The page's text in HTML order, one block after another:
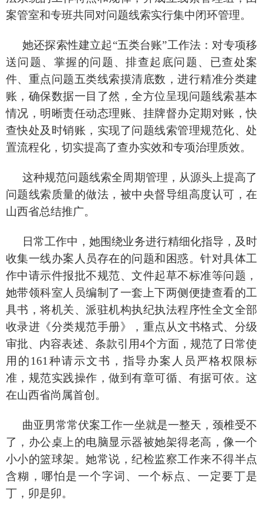
案管室和专班共同对问题线索实行集中闭环管理。
她还探索性建立起“五类台账”工作法：对专项移
送问题、掌握的问题、排查起底问题、已查处案
件、重点问题五类线索摸清底数，进行精准分类建
账，确保数据一目了然，全方位呈现问题线索基本
情况，明晰责任动态理账、挂牌督办定期对账，快
查快处及时销账，实现了问题线索管理规范化、处
置流程化，切实提高了查办实效和专项治理质效。
这种规范问题线索全周期管理，从源头上提高了
问题线索质量的做法，被中央督导组高度认可，在
山西省总结推广。
日常工作中，她围绕业务进行精细化指导，及时
收集一线办案人员存在的问题和困惑。针对具体工
作中请示件报批不规范、文件起草不标准等问题，
她带领科室人员编制了一套上下两侧便捷查看的工
具书，将机关、派驻机构执纪执法程序性全文全部
收录进《分类规范手册》，重点从文书格式、分级
审批、内容表述、条款引用4个方面，规范了日常使
用的161种请示文书，指导办案人员严格权限标
准，规范实践操作，做到有章可循、有据可依。这
在山西省尚属首创。
曲亚男常常伏案工作一坐就是一整天，颈椎受不
了，办公桌上的电脑显示器被她架得老高，像一个
小小的篮球架。她常说，纪检监察工作来不得半点
含糊，哪怕是一个字词、一个标点、一定要丁是
丁，卯是卯。